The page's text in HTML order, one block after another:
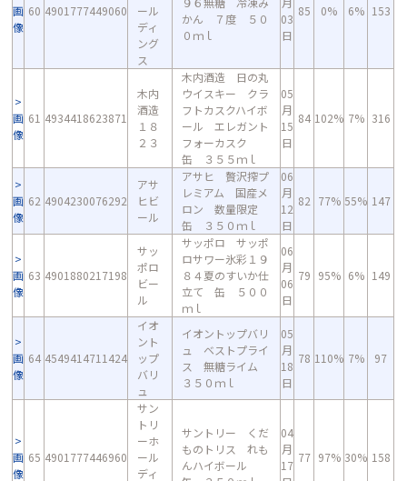
画
像
60 4901777449060
ール
ディ
ング
ス
かん ７度 ５０
０ｍｌ
03
日
85 0% 6% 153
画
像
61 4934418623871
木内
酒造
１８
２３
木内酒造 日の丸
ウイスキー クラ
フトカスクハイボ
ール エレガント
フォーカスク
缶 ３５５ｍｌ
05
月
15
日
84 102% 7% 316
画
像
62 4904230076292
アサ
ヒビ
ール
アサヒ 贅沢搾プ
レミアム 国産メ
ロン 数量限定
缶 ３５０ｍｌ
06
月
12
日
82 77% 55% 147
画
像
63 4901880217198
サッ
ポロ
ビー
ル
サッポロ サッポ
ロサワー氷彩１９
８４夏のすいか仕
立て 缶 ５００
ｍｌ
06
月
06
日
79 95% 6% 149
画
像
64 4549414711424
イオ
ント
ップ
バリ
ュ
イオントップバリ
ュ ベストプライ
ス 無糖ライム
３５０ｍｌ
05
月
18
日
78 110% 7% 97
画
像
65 4901777446960
サン
トリ
ーホ
ール
ディ
サントリー くだ
ものトリス れも
んハイボール
04
月
17
77 97% 30% 158